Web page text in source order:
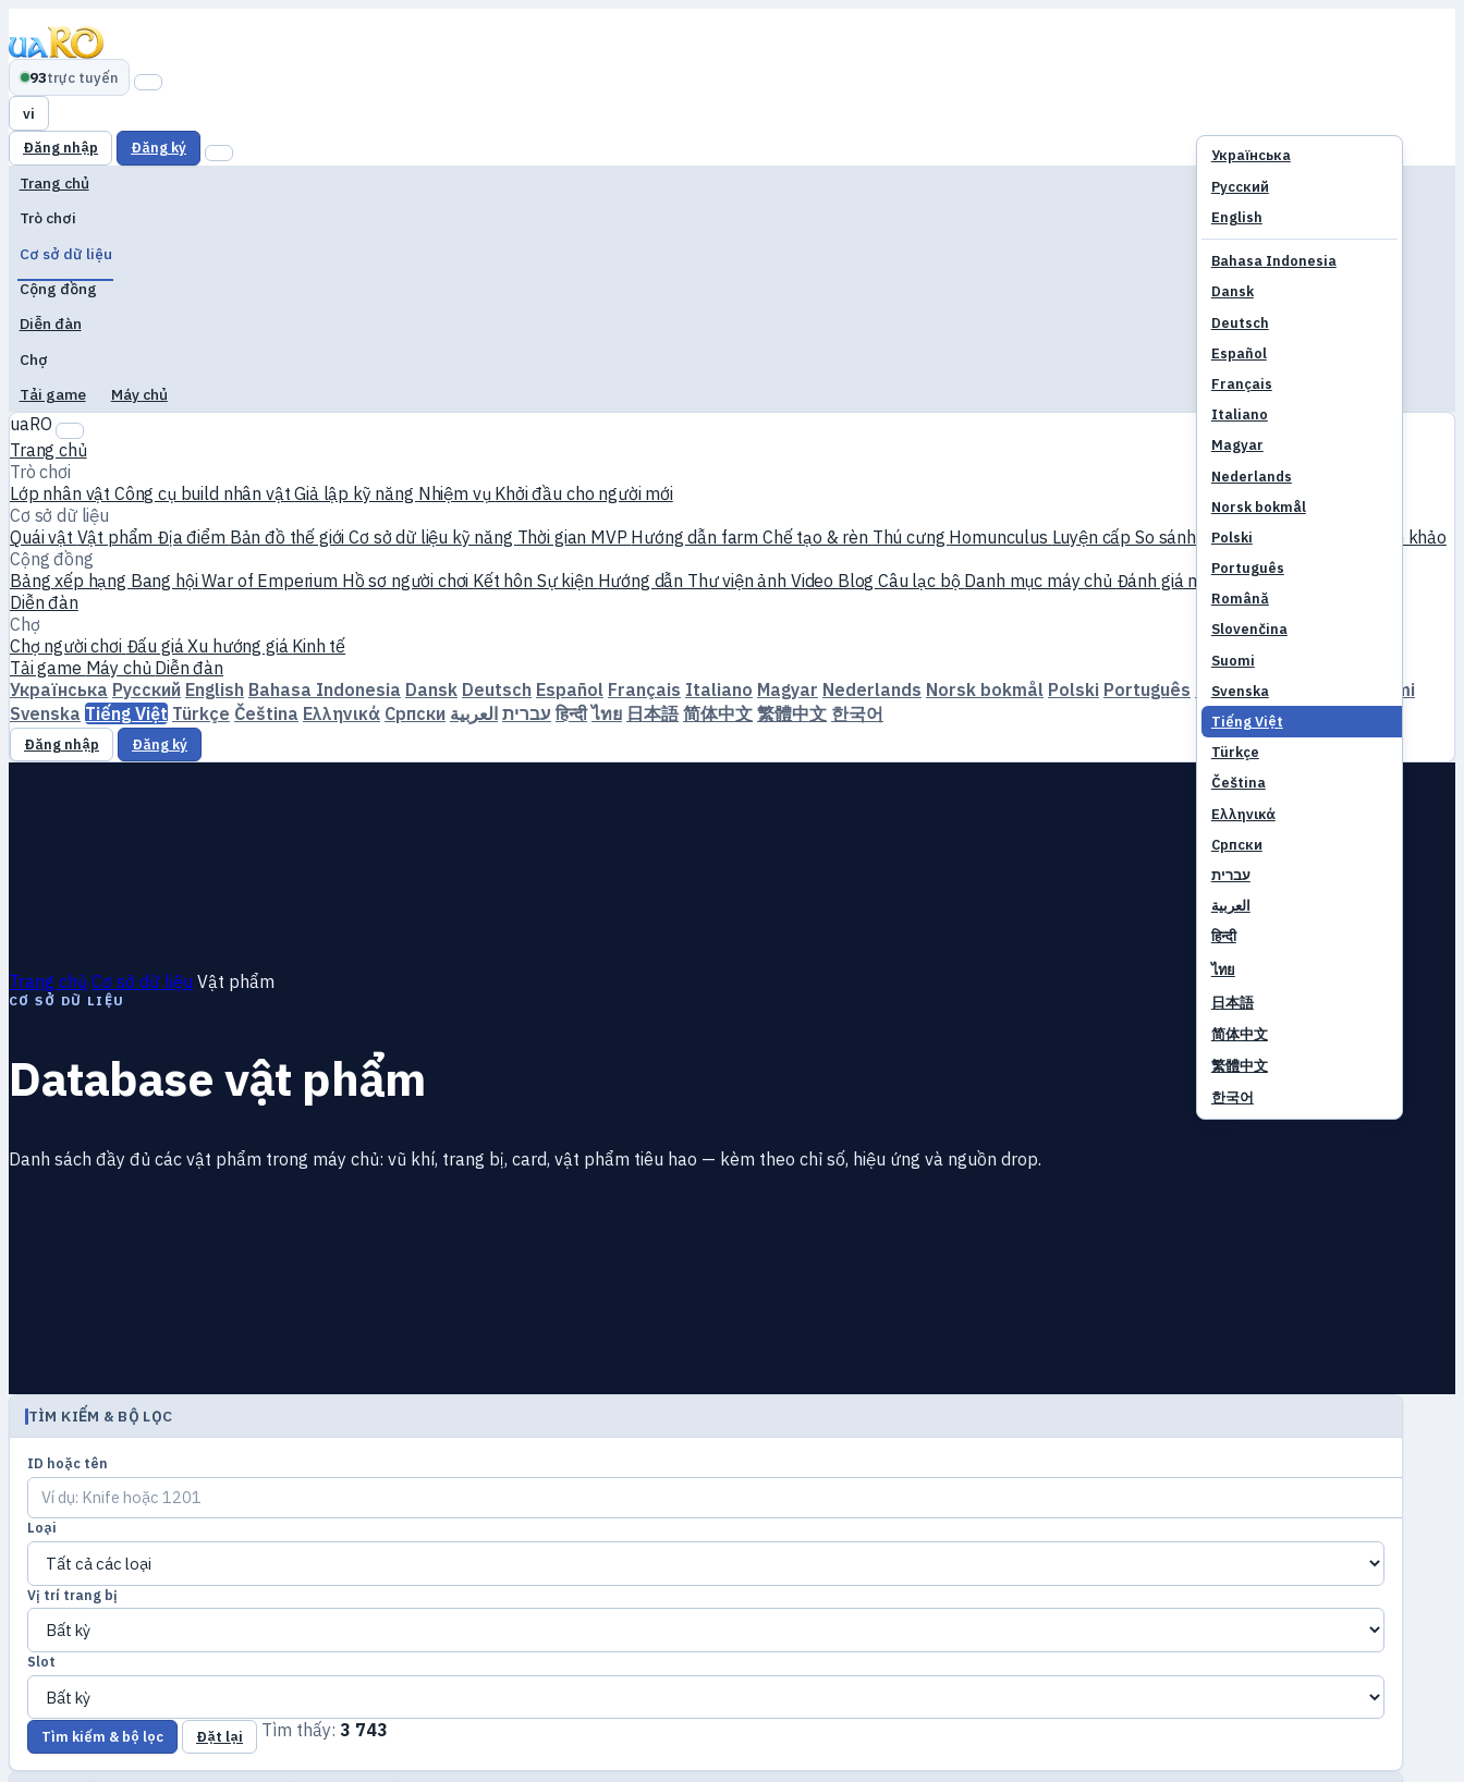
93trực tuyến
vi
Українська
Русский
English
Bahasa Indonesia
Dansk
Deutsch
Español
Français
Italiano
Magyar
Nederlands
Norsk bokmål
Polski
Português
Română
Slovenčina
Suomi
Svenska
Tiếng Việt
Türkçe
Čeština
Ελληνικά
Српски
עברית
العربية
हिन्दी
ไทย
日本語
简体中文
繁體中文
한국어
Đăng nhập Đăng ký
Trang chủ
Trò chơi
Cơ sở dữ liệu
Cộng đồng
Diễn đàn
Chợ
Tải game
Máy chủ
uaRO
Trang chủ
Trò chơi
Lớp nhân vật Công cụ build nhân vậtGiả lập kỹ năng Nhiệm vụ Khởi đầu cho người mới
Cơ sở dữ liệu
Quái vật Vật phẩm Địa điểm Bản đồ thế giớiCơ sở dữ liệu kỹ năng Thời gian MVP Hướng dẫn farm Chế tạo & rèn Thú cưng Homunculus Luyện cấp So sánh Cơ chế game
Tài liệu tham khảo
Cộng đồng
Bảng xếp hạng Bang hộiWar of Emperium Hồ sơ người chơi Kết hôn Sự kiện Hướng dẫn Thư viện ảnh Video BlogCâu lạc bộ Danh mục máy chủ Đánh giá máy chủĐối tác
Diễn đàn
Chợ
Chợ người chơi Đấu giáXu hướng giá Kinh tế
Tải game Máy chủ Diễn đàn
Українська Русский English Bahasa Indonesia Dansk Deutsch Español Français Italiano Magyar Nederlands Norsk bokmål Polski Português Română Slovenčina
Suomi
Svenska Tiếng Việt Türkçe Čeština Ελληνικά Српски עברית العربية हिन्दी ไทย 日本語 简体中文 繁體中文 한국어
Đăng nhập Đăng ký
Trang chủ Cơ sở dữ liệu Vật phẩm
CƠ SỞ DỮ LIỆU
Database vật phẩm
Danh sách đầy đủ các vật phẩm trong máy chủ: vũ khí, trang bị, card, vật phẩm tiêu hao — kèm theo chỉ số, hiệu ứng và nguồn drop.
TÌM KIẾM & BỘ LỌC
ID hoặc tên
Loại
Vị trí trang bị
Slot
Tìm kiếm & bộ lọc Đặt lại Tìm thấy: 3 743